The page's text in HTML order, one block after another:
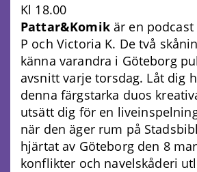
Kl 18.00
Pattar&Komik är en podcast
P och Victoria K. De två
känna varandra i Göteborg
avsnitt varje torsdag. Låt dig
denna färgstarka duos
utsätt dig för en
när den äger rum på
hjärtat av Göteborg den 8
konflikter och navelskåderi